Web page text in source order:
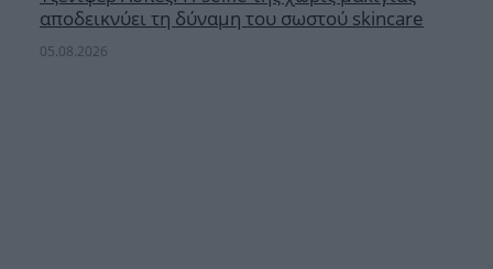
αποδεικνύει τη δύναμη του σωστού skincare
05.08.2026